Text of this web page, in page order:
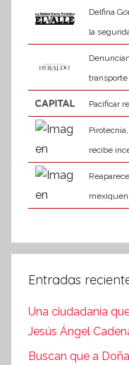
Delfina
la
Pacificar
recibe
Entradas
Una ciudadanía
Jesús Ángel
Buscan que a